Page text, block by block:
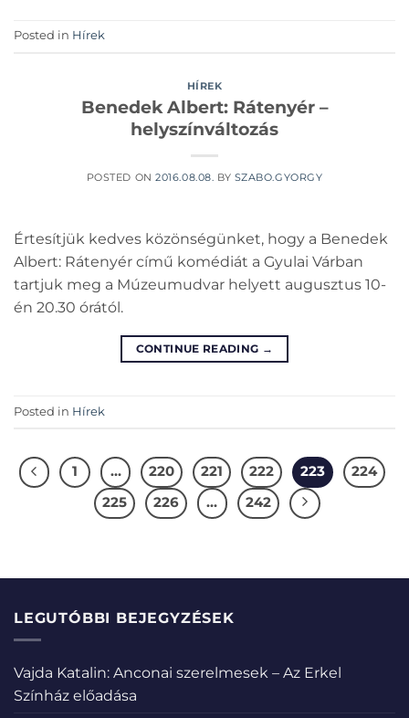
Posted in Hírek
HÍREK
Benedek Albert: Rátenyér –
helyszínváltozás
POSTED ON2016.08.08. BY SZABO.GYORGY
Értesítjük kedves közönségünket, hogy a Benedek
Albert: Rátenyér című komédiát a Gyulai Várban
tartjuk meg a Múzeumudvar helyett augusztus 10-
én 20.30 órától.
CONTINUE READING →
Posted in Hírek
1 … 220 221 222 223
224
225
226 … 242
LEGUTÓBBI BEJEGYZÉSEK
Vajda Katalin: Anconai szerelmesek – Az Erkel
Színház előadása